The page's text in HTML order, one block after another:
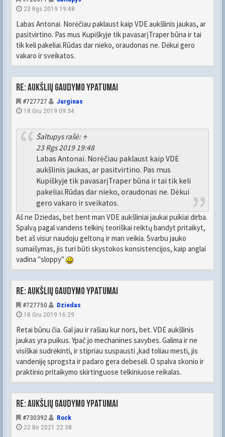
23 Rgs 2019 19:48
Labas Antonai. Norėčiau paklaust kaip VDE aukšlinis jaukas, ar
pasitvirtino. Pas mus Kupiškyje tik pavasarįTraper būna ir tai
tik keli pakeliai.Rūdas dar nieko, oraudonas ne. Dėkui gero
vakaro ir sveikatos.
Re: Aukšlių gaudymo ypatumai
#727727
Jurginas
18 Gru 2019 09:34
Šaltupysrašė: ↑
23 Rgs 2019 19:48
Labas Antonai. Norėčiau paklaust kaip VDE
aukšlinis jaukas, ar pasitvirtino. Pas mus
Kupiškyje tik pavasarįTraper būna ir tai tik keli
pakeliai.Rūdas dar nieko, oraudonas ne. Dėkui
gero vakaro ir sveikatos.
Aš ne Dziedas, bet bent man VDE aukšliniai jaukai puikiai dirba.
Spalvą pagal vandens telkinį teoriškai reiktų bandyt pritaikyt,
bet aš visur naudoju geltoną ir man veikia. Svarbu jauko
sumaišymas, jis turi būti skystokos konsistencijos, kaip anglai
vadina "sloppy"
Re: Aukšlių gaudymo ypatumai
#727750
Dziedas
18 Gru 2019 16:29
Retai būnu čia. Gal jau ir rašiau kur nors, bet. VDE aukšlinis
jaukas yra puikus. Ypač jo mechanines savybes. Galima ir ne
visiškai sudrėkinti, ir stipriau suspausti ,kad toliau mesti, jis
vandeniję sprogsta ir padaro gera debesėli. O spalva skonio ir
praktinio pritaikymo skirtinguose telkiniuose reikalas.
Re: Aukšlių gaudymo ypatumai
#730392
Rock
22 Bir 2021 22:38